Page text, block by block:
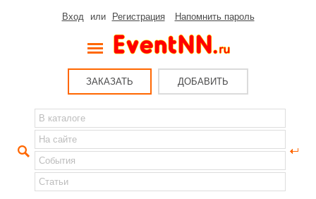
Вход или Регистрация Напомнить пароль
ЗАКАЗАТЬ ДОБАВИТЬ